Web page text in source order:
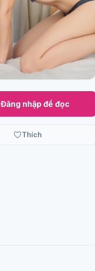
Đăng nhập để đọc
Thích